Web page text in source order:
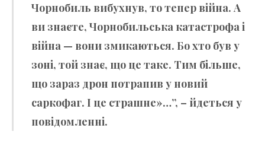
Чорнобиль вибухнув, то тепер війна. А
ви знаєте, Чорнобильська катастрофа і
війна — вони змикаються. Бо хто був у
зоні, той знає, що це таке. Тим більше,
що зараз дрон потрапив у новий
саркофаг. І це страшне»…”, – йдеться у
повідомленні.